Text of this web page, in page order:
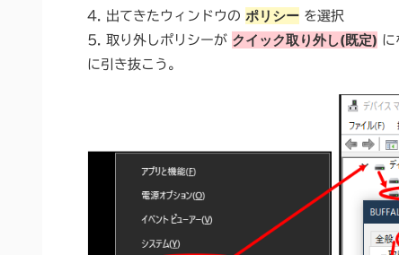
4. 出てきたウィンドウの ポリシー を選択
5. 取り外しポリシーが クイック取り外し(既定) に
に引き抜こう。